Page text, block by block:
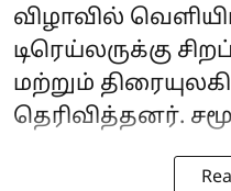
விழாவில்
டிரெய்லருக்கு
மற்றும்
தெரிவித்தனர்.